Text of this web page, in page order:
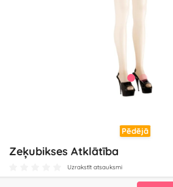
Pēdējā
Zeķubikses Atklātība
Uzrakstīt atsauksmi